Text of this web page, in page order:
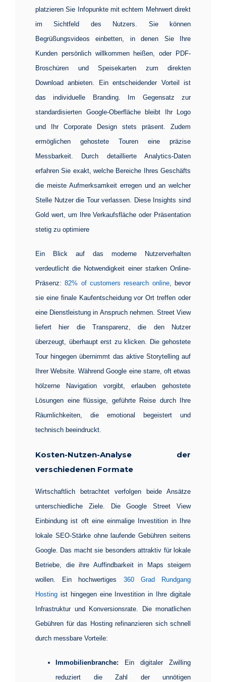
platzieren Sie Infopunkte mit echtem Mehrwert direkt
im Sichtfeld des Nutzers. Sie können
Begrüßungsvideos einbetten, in denen Sie Ihre
Kunden persönlich willkommen heißen, oder PDF-
Broschüren und Speisekarten zum direkten
Download anbieten. Ein entscheidender Vorteil ist
das individuelle Branding. Im Gegensatz zur
standardisierten Google-Oberfläche bleibt Ihr Logo
und Ihr Corporate Design stets präsent. Zudem
ermöglichen gehostete Touren eine präzise
Messbarkeit. Durch detaillierte Analytics-Daten
erfahren Sie exakt, welche Bereiche Ihres Geschäfts
die meiste Aufmerksamkeit erregen und an welcher
Stelle Nutzer die Tour verlassen. Diese Insights sind
Gold wert, um Ihre Verkaufsfläche oder Präsentation
stetig zu optimiere
Ein Blick auf das moderne Nutzerverhalten
verdeutlicht die Notwendigkeit einer starken Online-
Präsenz:82% of customers research online, bevor
sie eine finale Kaufentscheidung vor Ort treffen oder
eine Dienstleistung in Anspruch nehmen. Street View
liefert hier die Transparenz, die den Nutzer
überzeugt, überhaupt erst zu klicken. Die gehostete
Tour hingegen übernimmt das aktive Storytelling auf
Ihrer Website. Während Google eine starre, oft etwas
hölzerne Navigation vorgibt, erlauben gehostete
Lösungen eine flüssige, geführte Reise durch Ihre
Räumlichkeiten, die emotional begeistert und
technisch beeindruckt.
Kosten-Nutzen-Analyse der
verschiedenen Formate
Wirtschaftlich betrachtet verfolgen beide Ansätze
unterschiedliche Ziele. DieGoogle Street View
Einbindung ist oft eine einmalige Investition in Ihre
lokale SEO-Stärke ohne laufende Gebühren seitens
Google. Das macht sie besonders attraktiv für lokale
Betriebe, die ihre Auffindbarkeit in Maps steigern
wollen. Ein hochwertiges 360 Grad Rundgang
Hosting ist hingegen eine Investition in Ihre digitale
Infrastruktur und Konversionsrate. Die monatlichen
Gebühren für das Hosting refinanzieren sich schnell
durch messbare Vorteile:
Immobilienbranche: Ein digitaler Zwilling
reduziert die Zahl der unnötigen